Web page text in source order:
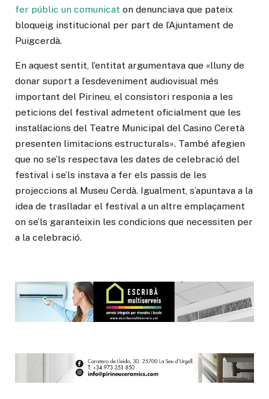
fer públic un comunicat on denunciava que pateix
bloqueig institucional per part de l’Ajuntament de
Puigcerdà.
En aquest sentit, l’entitat argumentava que «lluny de
donar suport a l’esdeveniment audiovisual més
important del Pirineu, el consistori responia a les
peticions del festival admetent oficialment que les
instal·lacions del Teatre Municipal del Casino Ceretà
presenten limitacions estructurals». També afegien
que no se’ls respectava les dates de celebració del
festival i se’ls instava a fer els passis de les
projeccions al Museu Cerdà. Igualment, s’apuntava a la
idea de traslladar el festival a un altre emplaçament
on se’ls garanteixin les condicions que necessiten per
a la celebració.